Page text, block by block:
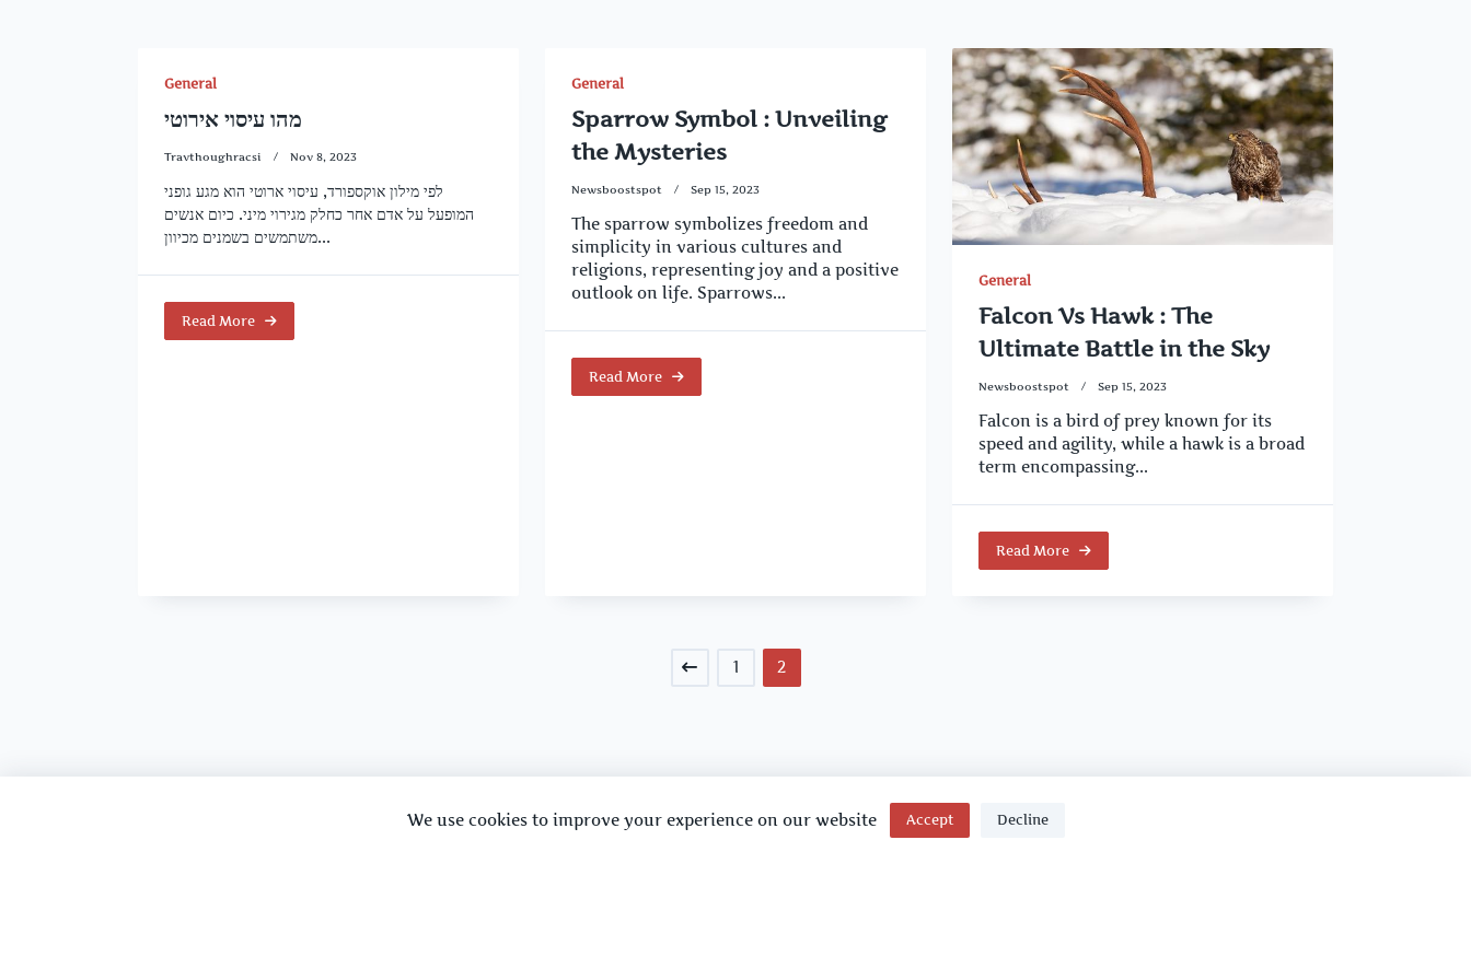
General
מהו עיסוי אירוטי
Travthoughracsi Nov 8, 2023
לפי מילון אוקספורד, עיסוי ארוטי הוא מגע גופני
המופעל על אדם אחר כחלק מגירוי מיני. כיום אנשים
משתמשים בשמנים מכיוון...
Read More
General
Sparrow Symbol : Unveiling
the Mysteries
Newsboostspot Sep 15, 2023
The sparrow symbolizes freedom and
simplicity in various cultures and
religions, representing joy and a positive
outlook on life. Sparrows...
Read More
General
Falcon Vs Hawk : The
Ultimate Battle in the Sky
Newsboostspot Sep 15, 2023
Falcon is a bird of prey known for its
speed and agility, while a hawk is a broad
term encompassing...
Read More
1 2
We use cookies to improve your experience on our website Accept Decline